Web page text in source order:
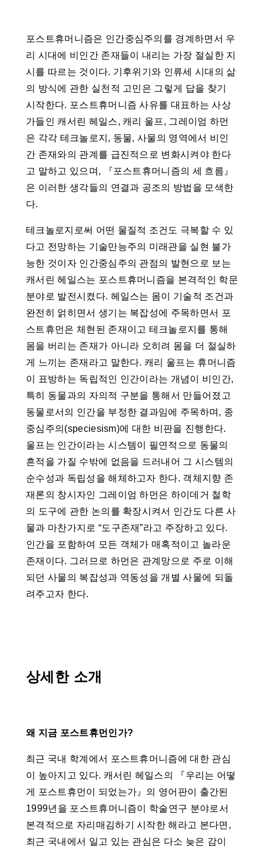
포스트휴머니즘은 인간중심주의를 경계하면서 우
리 시대에 비인간 존재들이 내리는 가장 절실한 지
시를 따르는 것이다. 기후위기와 인류세 시대의 삶
의 방식에 관한 실천적 고민은 그렇게 답을 찾기
시작한다. 포스트휴머니즘 사유를 대표하는 사상
가들인 캐서린 헤일스, 캐리 울프, 그레이엄 하먼
은 각각 테크놀로지, 동물, 사물의 영역에서 비인
간 존재와의 관계를 급진적으로 변화시켜야 한다
고 말하고 있으며, 『포스트휴머니즘의 세 흐름』
은 이러한 생각들의 연결과 공조의 방법을 모색한
다.
테크놀로지로써 어떤 물질적 조건도 극복할 수 있
다고 전망하는 기술만능주의 미래관을 실현 불가
능한 것이자 인간중심주의 관점의 발현으로 보는
캐서린 헤일스는 포스트휴머니즘을 본격적인 학문
분야로 발전시켰다. 헤일스는 몸이 기술적 조건과
완전히 얽히면서 생기는 복잡성에 주목하면서 포
스트휴먼은 체현된 존재이고 테크놀로지를 통해
몸을 버리는 존재가 아니라 오히려 몸을 더 절실하
게 느끼는 존재라고 말한다. 캐리 울프는 휴머니즘
이 표방하는 독립적인 인간이라는 개념이 비인간,
특히 동물과의 자의적 구분을 통해서 만들어졌고
동물로서의 인간을 부정한 결과임에 주목하며, 종
중심주의(speciesism)에 대한 비판을 진행한다.
울프는 인간이라는 시스템이 필연적으로 동물의
흔적을 가질 수밖에 없음을 드러내어 그 시스템의
순수성과 독립성을 해체하고자 한다. 객체지향 존
재론의 창시자인 그레이엄 하먼은 하이데거 철학
의 도구에 관한 논의를 확장시켜서 인간도 다른 사
물과 마찬가지로 “도구존재”라고 주장하고 있다.
인간을 포함하여 모든 객체가 매혹적이고 놀라운
존재이다. 그러므로 하먼은 관계망으로 주로 이해
되던 사물의 복잡성과 역동성을 개별 사물에 되돌
려주고자 한다.
상세한 소개
왜 지금 포스트휴먼인가?
최근 국내 학계에서 포스트휴머니즘에 대한 관심
이 높아지고 있다. 캐서린 헤일스의 『우리는 어떻
게 포스트휴먼이 되었는가』의 영어판이 출간된
1999년을 포스트휴머니즘이 학술연구 분야로서
본격적으로 자리매김하기 시작한 해라고 본다면,
최근 국내에서 일고 있는 관심은 다소 늦은 감이